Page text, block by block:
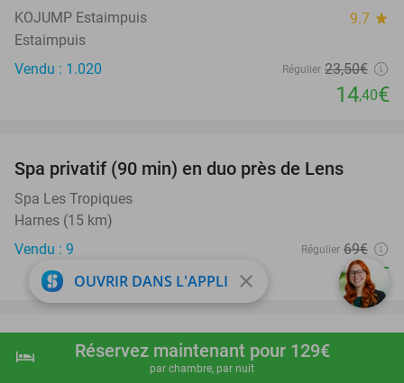
shopping_cart Réserver maintenant
hotel Réservez maintenant pour 129€
par chambre, par nuit
KOJUMP Estaimpuis 9.7 star
Estaimpuis
Vendu : 1.020
Régulier 23,50€
14,40€
Spa privatif (90 min) en duo près de Lens
Spa Les Tropiques
Harnes (15 km)
Vendu : 9
Régulier 69€
42€
favorite_border
Nuit pour 2 + petit-déjeuner + check-in
anticipé à Orléans
OUVRIR DANS L'APPLI close